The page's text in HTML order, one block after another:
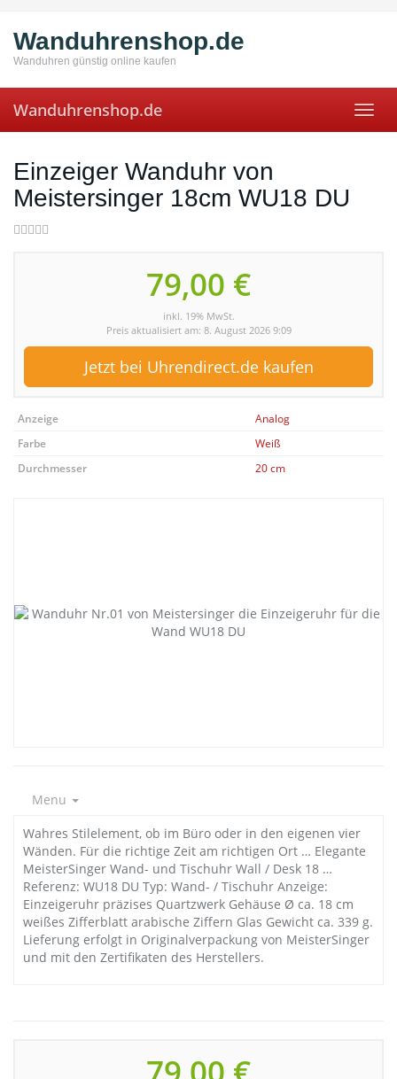
main
content
Wanduhrenshop.de
Wanduhren günstig online kaufen
Wanduhrenshop.de
Einzeiger Wanduhr von
Meistersinger 18cm WU18 DU
79,00 €
inkl. 19% MwSt.
Preis aktualisiert am: 8. August 2026 9:09
Jetzt bei Uhrendirect.de kaufen
Anzeige
Analog
Farbe
Weiß
Durchmesser
20 cm
Menu
Wahres Stilelement, ob im Büro oder in den eigenen vier
Wänden. Für die richtige Zeit am richtigen Ort … Elegante
MeisterSinger Wand- und Tischuhr Wall / Desk 18 …
Referenz: WU18 DU Typ: Wand- / Tischuhr Anzeige:
Einzeigeruhr präzises Quartzwerk Gehäuse Ø ca. 18 cm
weißes Zifferblatt arabische Ziffern Glas Gewicht ca. 339 g.
Lieferung erfolgt in Originalverpackung von MeisterSinger
und mit den Zertifikaten des Herstellers.